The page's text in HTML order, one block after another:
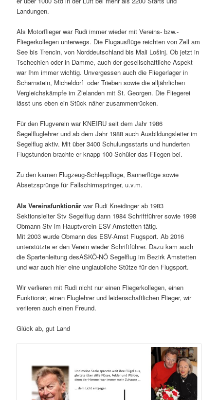
Landungen.
Als Motorflieger war Rudi immer wieder mit Vereins- bzw.-
Fliegerkollegen unterwegs. Die Flugausflüge reichten von Zell am
See bis Trencin, von Norddeutschland bis Mali Lošinj. Ob jetzt in
Tschechien oder in Damme, auch der gesellschaftliche Aspekt
war Ihm immer wichtig. Unvergessen auch die Fliegerlager in
Scharnstein, Micheldorf oder Trieben sowie die alljährlichen
Vergleichskämpfe im Zielanden mit St. Georgen. Die Fliegerei
lässt uns eben ein Stück näher zusammenrücken.
Für den Flugverein war KNEIRU seit dem Jahr 1986
Segelfluglehrer und ab dem Jahr 1988 auch Ausbildungsleiter im
Segelflug aktiv. Mit über 3400 Schulungsstarts und hunderten
Flugstunden brachte er knapp 100 Schüler das Fliegen bei.
Zu den kamen Flugzeug-Schleppflüge, Bannerflüge sowie
Absetzsprünge für Fallschirmspringer, u.v.m.
Als Vereinsfunktionärwar Rudi Kneidinger ab 1983
Sektionsleiter Stv Segelflug dann 1984 Schriftführer sowie 1998
Obmann Stv im Hauptverein ESV-Amstetten tätig.
Mit 2003 wurde Obmann des ESV-Amst Flugsport. Ab 2016
unterstützte er den Verein wieder Schriftführer. Dazu kam auch
die Spartenleitung desASKÖ-NÖ Segelflug im Bezirk Amstetten
und war auch hier eine unglaubliche Stütze für den Flugsport.
Wir verlieren mit Rudi nicht nur einen Fliegerkollegen, einen
Funktionär, einen Fluglehrer und leidenschaftlichen Flieger, wir
verlieren auch einen Freund.
Glück ab, gut Land